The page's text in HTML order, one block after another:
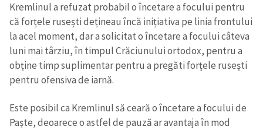
Kremlinul a refuzat probabil o încetare a focului pentru
că forțele rusești dețineau încă inițiativa pe linia frontului
la acel moment, dar a solicitat o încetare a focului câteva
luni mai târziu, în timpul Crăciunului ortodox, pentru a
obține timp suplimentar pentru a pregăti forțele rusești
pentru ofensiva de iarnă.
Este posibil ca Kremlinul să ceară o încetare a focului de
Paște, deoarece o astfel de pauză ar avantaja în mod